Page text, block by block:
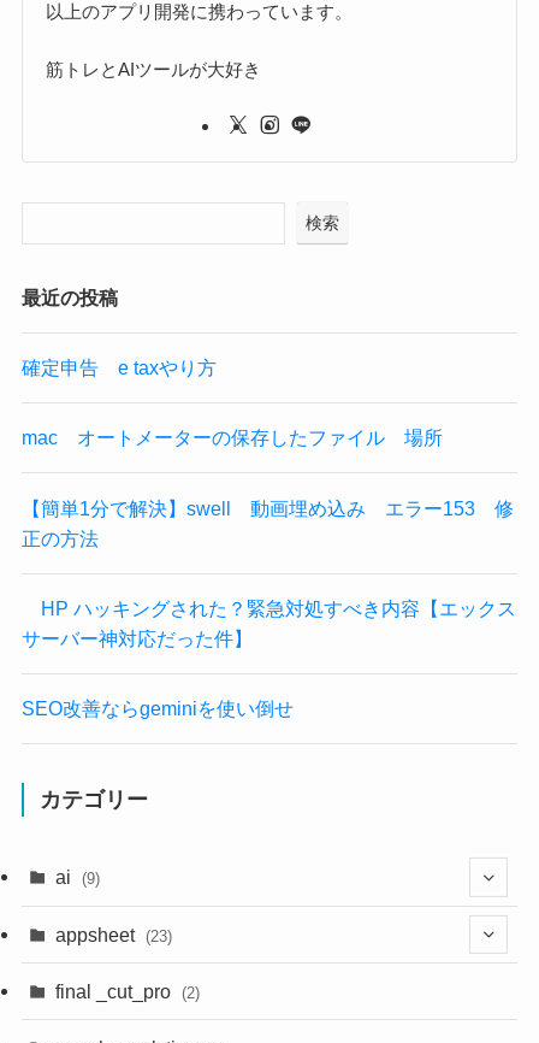
以上のアプリ開発に携わっています。
筋トレとAIツールが大好き
検索
最近の投稿
確定申告 e taxやり方
mac オートメーターの保存したファイル 場所
【簡単1分で解決】swell 動画埋め込み エラー153 修
正の方法
HP ハッキングされた？緊急対処すべき内容【エックス
サーバー神対応だった件】
SEO改善ならgeminiを使い倒せ
カテゴリー
ai (9)
(4)
(4)
appsheet (23)
(3)
final _cut_pro (2)